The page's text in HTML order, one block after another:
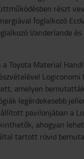
részt
foglalkozó
Vanderlande és
Toyota Material
Logiconomi
amelyen
legérdekesebb
pavilonjában a
ahogyan
tartott rövid